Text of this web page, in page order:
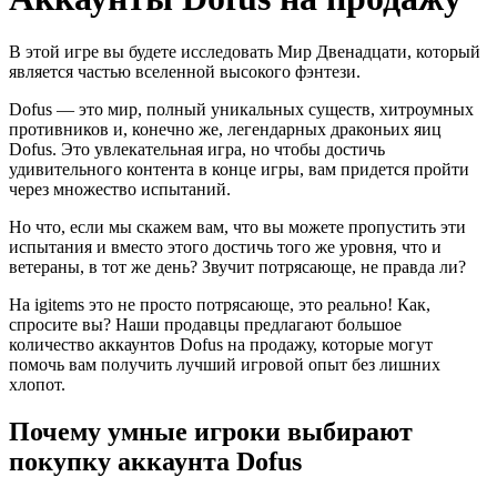
В этой игре вы будете исследовать Мир Двенадцати, который
является частью вселенной высокого фэнтези.
Dofus — это мир, полный уникальных существ, хитроумных
противников и, конечно же, легендарных драконьих яиц
Dofus. Это увлекательная игра, но чтобы достичь
удивительного контента в конце игры, вам придется пройти
через множество испытаний.
Но что, если мы скажем вам, что вы можете пропустить эти
испытания и вместо этого достичь того же уровня, что и
ветераны, в тот же день? Звучит потрясающе, не правда ли?
На igitems это не просто потрясающе, это реально! Как,
спросите вы? Наши продавцы предлагают большое
количество аккаунтов Dofus на продажу, которые могут
помочь вам получить лучший игровой опыт без лишних
хлопот.
Почему умные игроки выбирают
покупку аккаунта Dofus